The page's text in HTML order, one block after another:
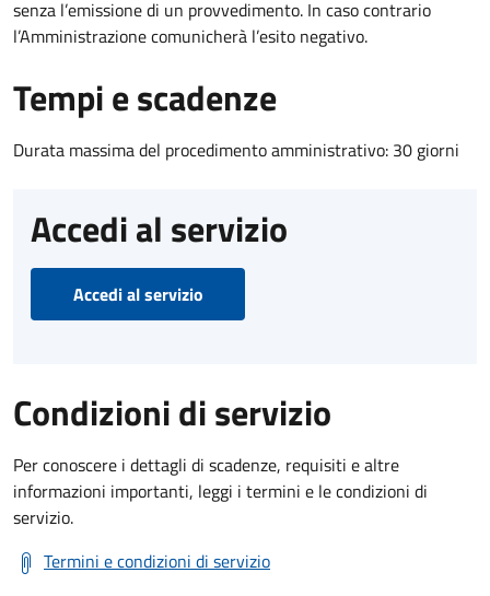
senza l’emissione di un provvedimento. In caso contrario
l’Amministrazione comunicherà l’esito negativo.
Tempi e scadenze
Durata massima del procedimento amministrativo: 30 giorni
Accedi al servizio
Accedi al servizio
Condizioni di servizio
Per conoscere i dettagli di scadenze, requisiti e altre
informazioni importanti, leggi i termini e le condizioni di
servizio.
Termini e condizioni di servizio